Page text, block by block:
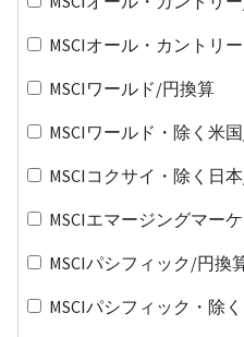
MSCIオール・カントリ
MSCIワールド/円換算
MSCIワールド・除く米
MSCIコクサイ・除く日
MSCIエマージングマー
MSCIパシフィック/円換
MSCIパシフィック・除